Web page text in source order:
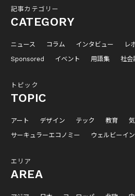
記事カテゴリー
CATEGORY
ニュース コラム インタビュー レ
Sponsored
イベント 用語集 社会
トピック
TOPIC
アート デザイン テック 教育
サーキュラーエコノミー
ウェルビーイ
エリア
AREA